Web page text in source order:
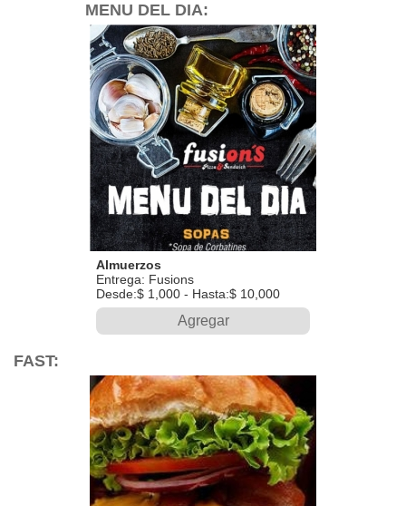
MENU DEL DIA:
Almuerzos
Entrega: Fusions
Desde:$ 1,000 - Hasta:$ 10,000
Agregar
FAST: